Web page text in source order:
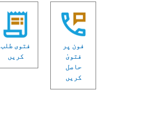
فون پر
فتویٰ
حاصل
کریں
فتوی طلب
کریں